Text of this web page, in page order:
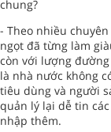
chung?
- Theo nhiều
ngọt đã từng làm
còn với lượng
là nhà nước không
tiêu dùng và người
quản lý lại dễ tin
nhập thêm.